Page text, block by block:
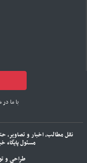
با ما
نقل مطالب، اخبار و تصاویر،
مسئول پایگاه
طراحی و